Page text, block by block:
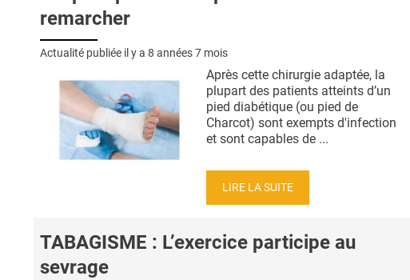
remarcher
Actualité publiée il y a 8 années 7 mois
Après cette chirurgie adaptée, la
plupart des patients atteints d’un
pied diabétique (ou pied de
Charcot) sont exempts d'infection
et sont capables de ...
LIRE LA SUITE
TABAGISME : L’exercice participe au
sevrage